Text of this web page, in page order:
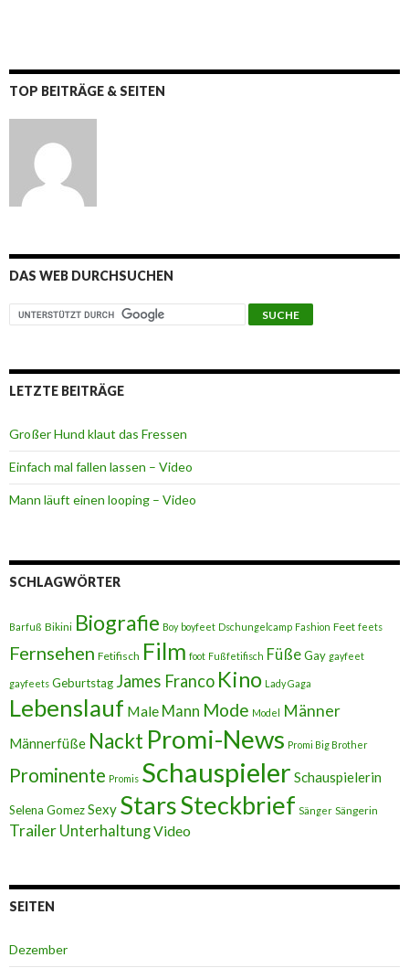
TOP BEITRÄGE & SEITEN
DAS WEB DURCHSUCHEN
LETZTE BEITRÄGE
Großer Hund klaut das Fressen
Einfach mal fallen lassen – Video
Mann läuft einen looping – Video
SCHLAGWÖRTER
Barfuß Bikini Biografie Boy boyfeet Dschungelcamp Fashion Feet feets
Fernsehen Fetifisch Film foot Fußfetifisch FüßeGay gayfeet
gayfeets Geburtstag James Franco Kino Lady Gaga
Lebenslauf Male Mann Mode Model Männer
Männerfüße Nackt Promi-News Promi Big Brother
Prominente Promis Schauspieler Schauspielerin
Selena GomezSexy StarsSteckbrief Sänger Sängerin
Trailer UnterhaltungVideo
SEITEN
Dezember